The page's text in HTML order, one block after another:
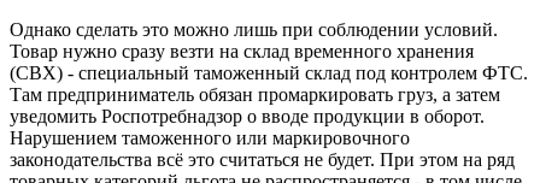
Однако сделать это можно лишь при соблюдении условий.
Товар нужно сразу везти на склад временного хранения
(СВХ) - специальный таможенный склад под контролем ФТС.
Там предприниматель обязан промаркировать груз, а затем
уведомить Роспотребнадзор о вводе продукции в оборот.
Нарушением таможенного или маркировочного
законодательства всё это считаться не будет. При этом на ряд